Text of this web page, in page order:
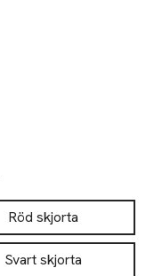
Röd skjorta
Svart skjorta